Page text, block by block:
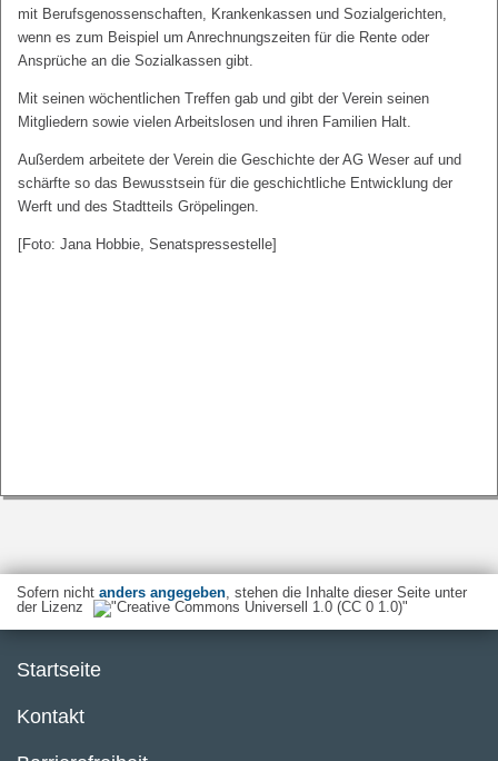
mit Berufsgenossenschaften, Krankenkassen und Sozialgerichten,
wenn es zum Beispiel um Anrechnungszeiten für die Rente oder
Ansprüche an die Sozialkassen gibt.
Mit seinen wöchentlichen Treffen gab und gibt der Verein seinen
Mitgliedern sowie vielen Arbeitslosen und ihren Familien Halt.
Außerdem arbeitete der Verein die Geschichte der AG Weser auf und
schärfte so das Bewusstsein für die geschichtliche Entwicklung der
Werft und des Stadtteils Gröpelingen.
[Foto: Jana Hobbie, Senatspressestelle]
Sofern nicht anders angegeben, stehen die Inhalte dieser Seite unter
der Lizenz
Startseite
Kontakt